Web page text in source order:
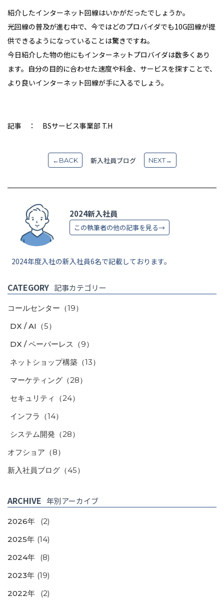
紹介したインターネット回線はいかがだったでしょうか。
光回線の普及が進む中で、今ではどのプロバイダでも10G回線が提
供できるようになっていることは驚きですね。
今日紹介した物の他にもインターネットプロバイダは数多くあり
ます。自分の目的に合わせた速度や料金、サービスを探すことで、
より良いインターネット回線が手に入るでしょう。
記事 ： BSサービス事業部 T.H
←BACK 新入社員ブログ NEXT→
2024新入社員
この執筆者の他の記事を見る→
2024年度入社の新入社員6名で記載しております。
CATEGORY 記事カテゴリー
コールセンター （19）
DX / AI （5）
DX / ペーパーレス （9）
ネットショップ構築 （13）
マーケティング （28）
セキュリティ
（24）
インフラ （14）
システム開発 （28）
オフショア （8）
新入社員ブログ （45）
ARCHIVE 年別アーカイブ
2026年
(2)
2025年 (14)
2024年
(8)
2023年 (19)
2022年
(2)